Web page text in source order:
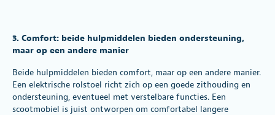
3. Comfort: beide hulpmiddelen bieden ondersteuning,
maar op een andere manier
Beide hulpmiddelen bieden comfort, maar op een andere manier.
Een elektrische rolstoel richt zich op een goede zithouding en
ondersteuning, eventueel met verstelbare functies. Een
scootmobiel is juist ontworpen om comfortabel langere